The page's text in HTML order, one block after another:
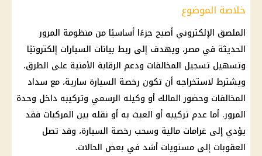
خلاصة الموضوع
الملصق الإلكتروني أصبح جزءًا أساسيًا من منظومة المرور
الحديثة في مصر، ويهدف إلى ربط بيانات السيارات إلكترونيًا
وتسهيل تسجيل المخالفات ودعم الرقابة الأمنية على الطرق.
ويشترط لاستخراجه أن تكون رخصة السيارة سارية، مع سداد
المخالفات وحضور المالك أو وكيله الرسمي وتركيبه داخل وحدة
المرور. أما عدم تركيبه أو العبث به أو نقله بين المركبات فقد
يؤدي إلى غرامات مالية وسحب رخصة السيارة، وقد تصل
العقوبات إلى مستويات أشد في بعض الحالات.